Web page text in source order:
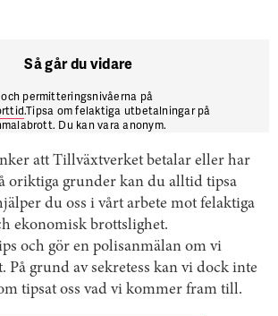
Så går du vidare
permitteringsnivåerna på
.Tipsa om felaktiga utbetalningar på
. Du kan vara anonym.
att Tillväxtverket betalar eller har
oriktiga grunder kan du alltid tipsa
du oss i vårt arbete mot felaktiga
ekonomisk brottslighet.
och gör en polisanmälan om vi
På grund av sekretess kan vi dock inte
tipsat oss vad vi kommer fram till.